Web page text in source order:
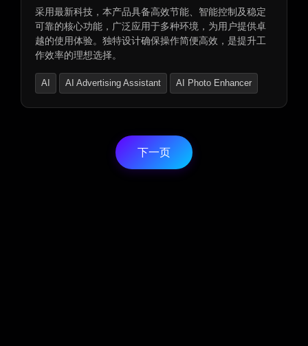
采用最新科技，本产品具备高效节能、智能控制及稳定
可靠的核心功能，广泛应用于多种环境，为用户提供卓
越的使用体验。独特设计确保操作简便高效，是提升工
作效率的理想选择。
AI AI Advertising Assistant AI Photo Enhancer
下一页